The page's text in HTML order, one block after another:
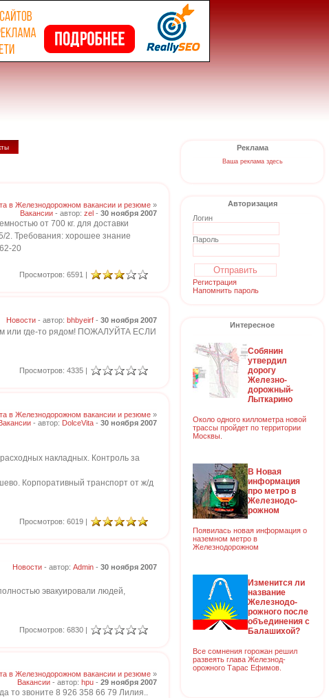
в Железнодорожном вакансии и резюме »
Вакансии - автор: zel - 30 ноября 2007
от 700 кг. для доставки
2. Требования: хорошее знание
20
Просмотров: 6591 |
Новости - автор: bhbyeirf - 30 ноября 2007
или где-то рядом! ПОЖАЛУЙТА ЕСЛИ
Просмотров: 4335 |
в Железнодорожном вакансии и резюме »
- автор: DolceVita - 30 ноября 2007
накладных. Контроль за
Корпоративный транспорт от ж/д
Просмотров: 6019 |
Новости - автор: Admin - 30 ноября 2007
эвакуировали людей,
Просмотров: 6830 |
в Железнодорожном вакансии и резюме »
Вакансии - автор: hpu - 29 ноября 2007
то звоните 8 926 358 66 79 Лилия..
Реклама
Ваша реклама здесь
Авторизация
Логин
Пароль
Регистрация
Напомнить пароль
Интересное
Собянин
утвердил
дорогу
Железно-
дорожный-
Лыткарино
Около одного киллометра новой
трассы пройдет по территории
Москвы.
В Новая
информация
про метро в
Железнодо-
рожном
Появилась новая информация о
наземном метро в
Железнодорожном
Изменится ли
название
Железнодо-
рожного после
объединения с
Балашихой?
Все сомнения горожан решил
развеять глава Железнод-
орожного Тарас Ефимов.